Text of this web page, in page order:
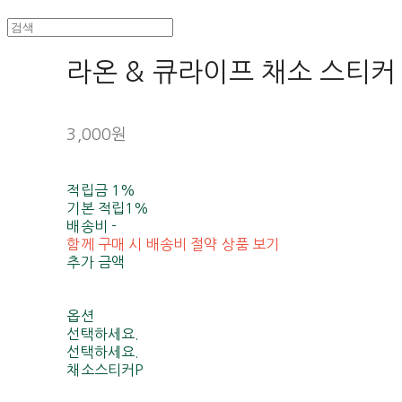
라온 & 큐라이프 채소 스티커
3,000원
적립금 1%
기본 적립 1%
배송비-
함께 구매 시 배송비 절약 상품 보기
추가 금액
옵션
선택하세요.
선택하세요.
채소스티커P